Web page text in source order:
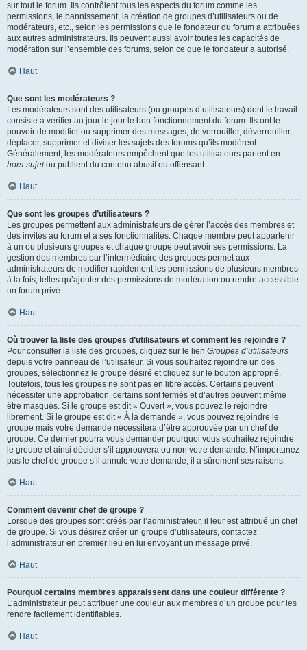
sur tout le forum. Ils contrôlent tous les aspects du forum comme les
permissions, le bannissement, la création de groupes d’utilisateurs ou de
modérateurs, etc., selon les permissions que le fondateur du forum a attribuées
aux autres administrateurs. Ils peuvent aussi avoir toutes les capacités de
modération sur l’ensemble des forums, selon ce que le fondateur a autorisé.
Haut
Que sont les modérateurs ?
Les modérateurs sont des utilisateurs (ou groupes d’utilisateurs) dont le travail
consiste à vérifier au jour le jour le bon fonctionnement du forum. Ils ont le
pouvoir de modifier ou supprimer des messages, de verrouiller, déverrouiller,
déplacer, supprimer et diviser les sujets des forums qu’ils modèrent.
Généralement, les modérateurs empêchent que les utilisateurs partent en
hors-sujetou publient du contenu abusif ou offensant.
Haut
Que sont les groupes d’utilisateurs ?
Les groupes permettent aux administrateurs de gérer l’accès des membres et
des invités au forum et à ses fonctionnalités. Chaque membre peut appartenir
à un ou plusieurs groupes et chaque groupe peut avoir ses permissions. La
gestion des membres par l’intermédiaire des groupes permet aux
administrateurs de modifier rapidement les permissions de plusieurs membres
à la fois, telles qu’ajouter des permissions de modération ou rendre accessible
un forum privé.
Haut
Où trouver la liste des groupes d’utilisateurs et comment les rejoindre ?
Pour consulter la liste des groupes, cliquez sur le lien Groupes d’utilisateurs
depuis votre panneau de l’utilisateur. Si vous souhaitez rejoindre un des
groupes, sélectionnez le groupe désiré et cliquez sur le bouton approprié.
Toutefois, tous les groupes ne sont pas en libre accès. Certains peuvent
nécessiter une approbation, certains sont fermés et d’autres peuvent même
être masqués. Si le groupe est dit « Ouvert », vous pouvez le rejoindre
librement. Si le groupe est dit « À la demande », vous pouvez rejoindre le
groupe mais votre demande nécessitera d’être approuvée par un chef de
groupe. Ce dernier pourra vous demander pourquoi vous souhaitez rejoindre
le groupe et ainsi décider s’il approuvera ou non votre demande. N’importunez
pas le chef de groupe s’il annule votre demande, il a sûrement ses raisons.
Haut
Comment devenir chef de groupe ?
Lorsque des groupes sont créés par l’administrateur, il leur est attribué un chef
de groupe. Si vous désirez créer un groupe d’utilisateurs, contactez
l’administrateur en premier lieu en lui envoyant un message privé.
Haut
Pourquoi certains membres apparaissent dans une couleur différente ?
L’administrateur peut attribuer une couleur aux membres d’un groupe pour les
rendre facilement identifiables.
Haut